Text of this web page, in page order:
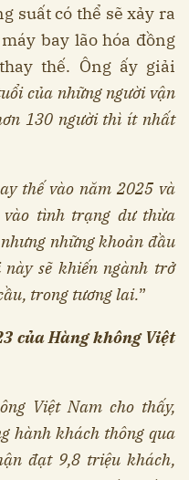
suất có thể sẽ xảy ra
bay lão hóa đồng
thế. Ông ấy giải
của những người vận
130 người thì ít nhất
thế vào năm 2025 và
tình trạng dư thừa
những khoản đầu
sẽ khiến ngành trở
trong tương lai.”
của Hàng không Việt
Việt Nam cho thấy,
hành khách thông qua
đạt 9,8 triệu khách,